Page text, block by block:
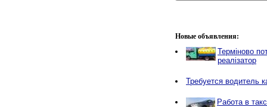
Новые объявления:
Терміново
реалізатор
Требуется водитель
Работа в